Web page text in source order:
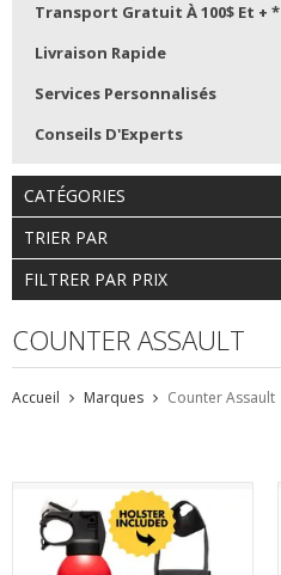
Transport Gratuit À 100$ Et + *
Livraison Rapide
Services Personnalisés
Conseils D'Experts
CATÉGORIES
TRIER PAR
FILTRER PAR PRIX
COUNTER ASSAULT
Accueil Marques Counter Assault